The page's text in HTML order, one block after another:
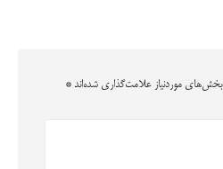
بخش‌های موردنیاز علامت‌گذاری شده‌اند *